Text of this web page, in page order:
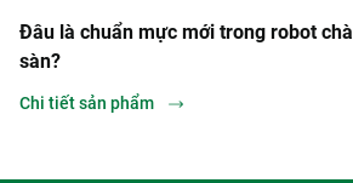
Đâu là chuẩn mực mới trong robot chà
sàn?
Chi tiết sản phẩm